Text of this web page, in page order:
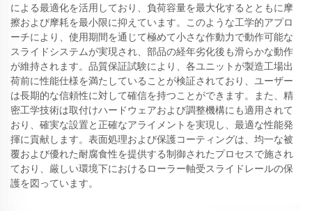
による最適化を活用しており、負荷容量を最大化するとともに摩
擦および摩耗を最小限に抑えています。このような工学的アプロ
ーチにより、使用期間を通じて極めて小さな作動力で動作可能な
スライドシステムが実現され、部品の経年劣化後も滑らかな動作
が維持されます。品質保証試験により、各ユニットが製造工場出
荷前に性能仕様を満たしていることが検証されており、ユーザー
は長期的な信頼性に対して確信を持つことができます。また、精
密工学技術は取付けハードウェアおよび調整機構にも適用されて
おり、確実な設置と正確なアライメントを実現し、最適な性能発
揮に貢献します。表面処理および保護コーティングは、均一な被
覆および優れた耐腐食性を提供する制御されたプロセスで施され
ており、厳しい環境下におけるローラー軸受スライドレールの保
護を図っています。